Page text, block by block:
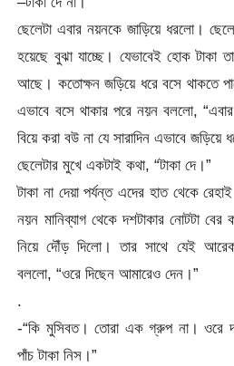
ছেলেটা এবার নয়নকে জাড়িয়ে ধরলো।
হয়েছে বুঝা যাচ্ছে। যেভাবেই হোক টাকা
আছে। কতোক্ষন জড়িয়ে ধরে বসে থাকতে
এভাবে বসে থাকার পরে নয়ন বললো,
বিয়ে করা বউ না যে সারাদিন এভাবে জড়িয়ে
ছেলেটার মুখে একটাই কথা, “টাকা দে।”
টাকা না দেয়া পর্যন্ত এদের হাত থেকে
নয়ন মানিব্যাগ থেকে দশটাকার নোটটা বের
নিয়ে দৌঁড় দিলো। তার সাথে যেই
বললো, “ওরে দিছেন আমারেও দেন।”
.
-“কি মুসিবত। তোরা এক গ্রুপ না। ওরে
পাঁচ টাকা নিস।”